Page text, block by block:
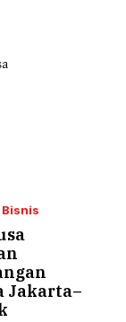
Bisnis
Jakarta–